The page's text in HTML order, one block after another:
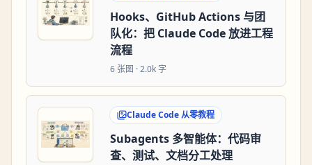
Hooks、GitHub Actions 与团
队化：把 Claude Code 放进工程
流程
6 张图 ·2.0k 字
Claude Code 从零教程
Subagents 多智能体：代码审
查、测试、文档分工处理